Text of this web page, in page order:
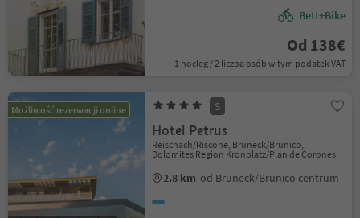
Bett+Bike
Od 138€
1 nocleg / 2 liczba osób w tym podatek VAT
Możliwość rezerwacji online S
Hotel Petrus
Reischach/Riscone, Bruneck/Brunico,
Dolomites Region Kronplatz/Plan de Corones
2.8 km od Bruneck/Brunico centrum